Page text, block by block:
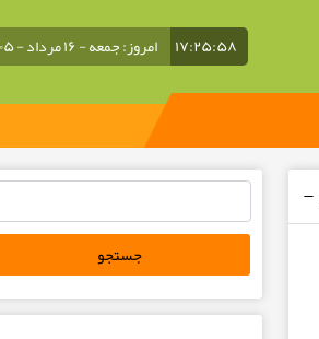
۱۷:۲۵:۵۸ امروز: جمعه - ۱۶ مرداد - ۱۴۰۵